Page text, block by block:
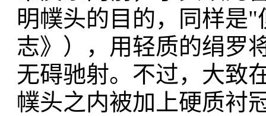
明幞头的目的，同样是
志》），用轻质的绢罗
无碍驰射。不过，大致
幞头之内被加上硬质衬